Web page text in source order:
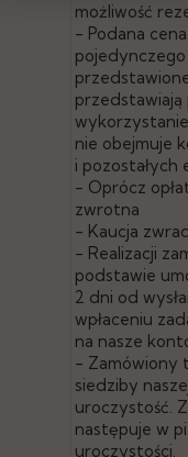
możliwość
- Podana
przedstawiają
nie obejmuje
i
- Oprócz
zwrotna
- Kaucja
- Realizacji
podstawie
2 dni od
wpłaceniu
na nasze
- Zamówiony
siedziby
uroczystość.
następuje w
uroczystości.